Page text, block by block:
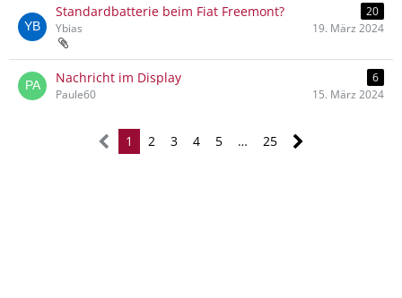
Standardbatterie beim Fiat Freemont?
20
Ybias
19. März 2024
Nachricht im Display
6
Paule60
15. März 2024
1 2 3 4 5 … 25